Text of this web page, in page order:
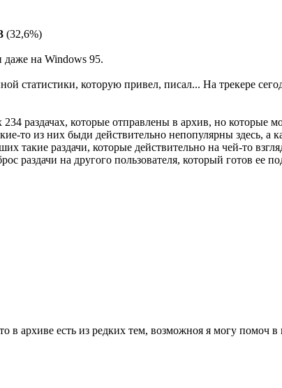
(32,6%)
даже на Windows 95.
статистики, которую привел, писал... На трекере
раздачах, которые отправлены в архив, но которые
то из них быди действительно непопулярны здесь, а
такие раздачи, которые действительно на чей-то
раздачи на другого пользователя, который готов ее
в архиве есть из редких тем, возможноя я могу помоч в